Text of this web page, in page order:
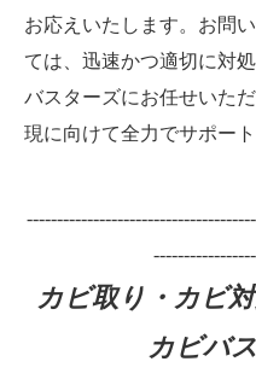
お応えいたします。お問
ては、迅速かつ適切に対
バスターズにお任せいた
現に向けて全力でサポート
カビ取り・カビ
カビバ